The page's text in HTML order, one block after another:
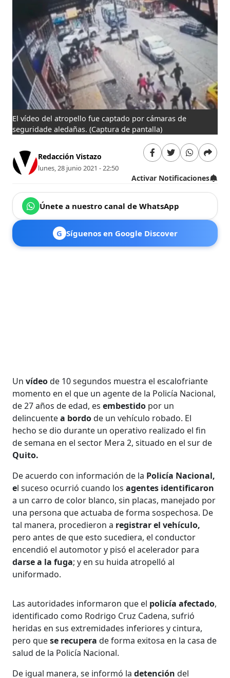
El vídeo del atropello fue captado por cámaras de
seguridade aledañas. (Captura de pantalla)
Redacción Vistazo
lunes, 28 junio 2021 - 22:50
Activar Notificaciones
Únete a nuestro canal de WhatsApp
G Síguenos en Google Discover
Unvídeode 10 segundos muestra el escalofriante
momento en el que un agente de la Policía Nacional,
de 27 años de edad, esembestido por un
delincuentea bordode un vehículo robado. El
hecho se dio durante un operativo realizado el fin
de semana en el sector Mera 2, situado en el sur de
Quito.
De acuerdo con información de la Policía Nacional,
el suceso ocurrió cuando losagentes identificaron
a un carro de color blanco, sin placas, manejado por
una persona que actuaba de forma sospechosa. De
tal manera, procedieron a registrar el vehículo,
pero antes de que esto sucediera, el conductor
encendió el automotor y pisó el acelerador para
darse a la fuga; y en su huida atropelló al
uniformado.
Las autoridades informaron que el policía afectado,
identificado como Rodrigo Cruz Cadena, sufrió
heridas en sus extremidades inferiores y cintura,
pero quese recuperade forma exitosa en la casa de
salud de la Policía Nacional.
De igual manera, se informó ladetención del